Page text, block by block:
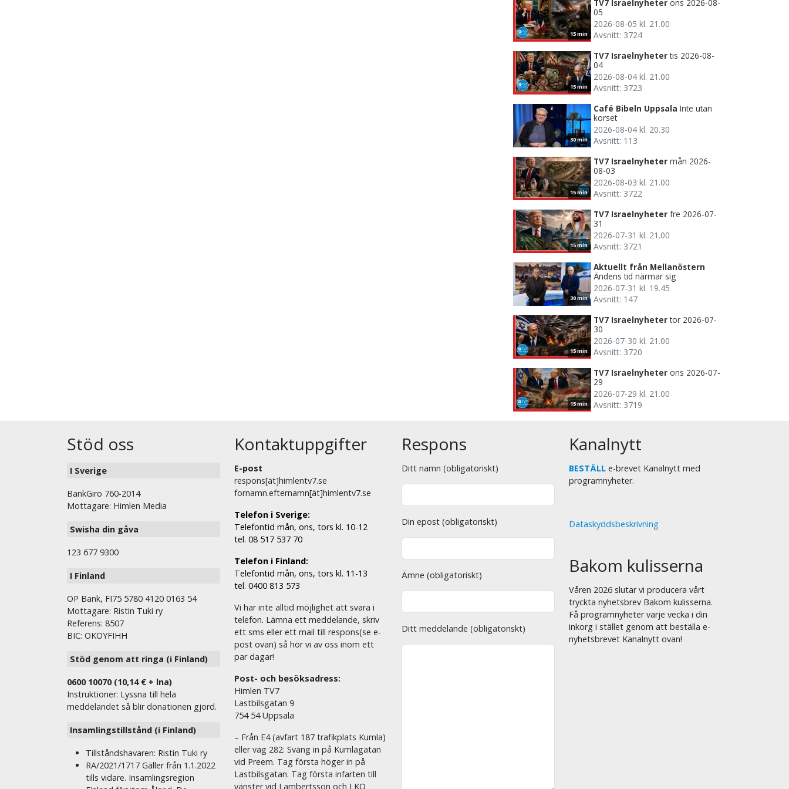
15 min
TV7 Israelnyheter ons 2026-08-
05
2026-08-05 kl. 21.00
Avsnitt: 3724
15 min
TV7 Israelnyheter tis 2026-08-
04
2026-08-04 kl. 21.00
Avsnitt: 3723
30 min
Café Bibeln Uppsala Inte utan
korset
2026-08-04 kl. 20.30
Avsnitt: 113
15 min
TV7 Israelnyheter mån 2026-
08-03
2026-08-03 kl. 21.00
Avsnitt: 3722
15 min
TV7 Israelnyheter fre 2026-07-
31
2026-07-31 kl. 21.00
Avsnitt: 3721
30 min
Aktuellt från Mellanöstern
Ändens tid närmar sig
2026-07-31 kl. 19.45
Avsnitt: 147
15 min
TV7 Israelnyheter tor 2026-07-
30
2026-07-30 kl. 21.00
Avsnitt: 3720
15 min
TV7 Israelnyheter ons 2026-07-
29
2026-07-29 kl. 21.00
Avsnitt: 3719
Stöd oss
I Sverige
BankGiro 760-2014
Mottagare: Himlen Media
Swisha din gåva
123 677 9300
I Finland
OP Bank, FI75 5780 4120 0163 54
Mottagare: Ristin Tuki ry
Referens: 8507
BIC: OKOYFIHH
Stöd genom att ringa (i Finland)
0600 10070 (10,14 € + lna)
Instruktioner: Lyssna till hela
meddelandet så blir donationen gjord.
Insamlingstillstånd (i Finland)
Tillståndshavaren: Ristin Tuki ry
RA/2021/1717 Gäller från 1.1.2022
tills vidare. Insamlingsregion
Kontaktuppgifter
E-post
respons[ät]himlentv7.se
fornamn.efternamn[ät]himlentv7.se
Telefon i Sverige:
Telefontid mån, ons, tors kl. 10-12
tel. 08 517 537 70
Telefon i Finland:
Telefontid mån, ons, tors kl. 11-13
tel. 0400 813 573
Vi har inte alltid möjlighet att svara i
telefon. Lämna ett meddelande, skriv
ett sms eller ett mail till respons(se e-
post ovan) så hör vi av oss inom ett
par dagar!
Post- och besöksadress:
Himlen TV7
Lastbilsgatan 9
754 54 Uppsala
– Från E4 (avfart 187 trafikplats Kumla)
eller väg 282: Sväng in på Kumlagatan
vid Preem. Tag första höger in på
Lastbilsgatan. Tag första infarten till
vänster vid Lambertsson och LKQ
Respons
Ditt namn (obligatoriskt)
Din epost (obligatoriskt)
Ämne (obligatoriskt)
Ditt meddelande (obligatoriskt)
Kanalnytt
BESTÄLL e-brevet Kanalnytt med
programnyheter.
Dataskyddsbeskrivning
Bakom kulisserna
Våren 2026 slutar vi producera vårt
tryckta nyhetsbrev Bakom kulisserna.
Få programnyheter varje vecka i din
inkorg i stället genom att beställa e-
nyhetsbrevet Kanalnytt ovan!